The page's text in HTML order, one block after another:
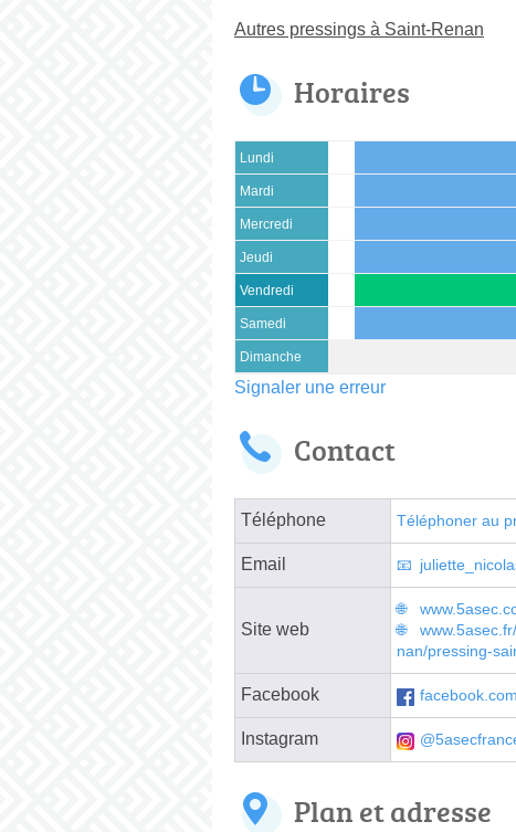
Autres pressings à Saint-Renan
Horaires
Lundi
Mardi
Mercredi
Jeudi
Vendredi
Samedi
Dimanche
Signaler une erreur
Contact
Téléphone Téléphoner au
Email
Site web
nan/pressing-
Facebook
Instagram
Plan et adresse